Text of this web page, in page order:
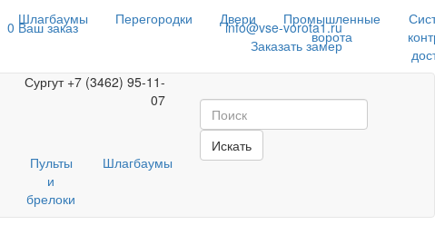
Шлагбаумы Перегородки Двери
Промышленные
ворота
Сургут+7 (3462) 95-11-
07
0 Ваш заказ
info@vse-vorota1.ru
Заказать замер
Пульты
и
брелоки
Шлагбаумы
Искать